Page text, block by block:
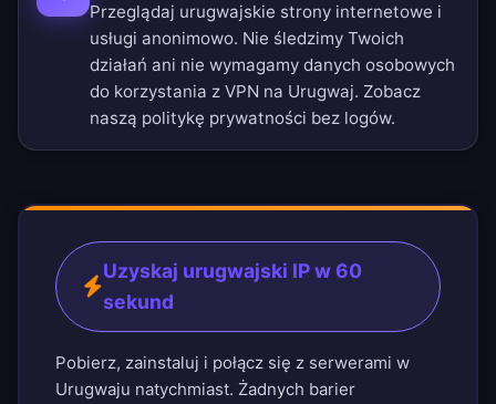
Przeglądaj urugwajskie strony internetowe i
usługi anonimowo. Nie śledzimy Twoich
działań ani nie wymagamy danych osobowych
do korzystania z VPN na Urugwaj. Zobacz
naszą politykę prywatności bez logów.
Uzyskaj urugwajski IP w 60
sekund
Pobierz, zainstaluj i połącz się z serwerami w
Urugwaju natychmiast. Żadnych barier